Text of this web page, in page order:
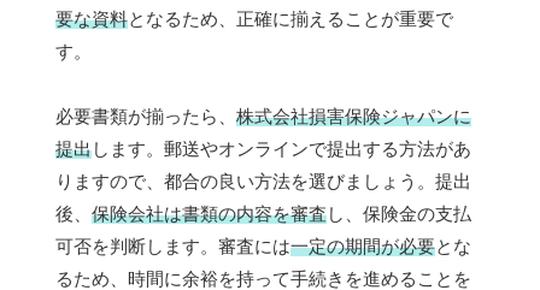
要な資料となるため、正確に揃えることが重要で
す。
必要書類が揃ったら、 株式会社損害保険ジャパンに
提出します。郵送やオンラインで提出する方法があ
りますので、都合の良い方法を選びましょう。提出
後、 保険会社は書類の内容を審査し、保険金の支払
可否を判断します。審査には一定の期間が必要とな
るため、時間に余裕を持って手続きを進めることを